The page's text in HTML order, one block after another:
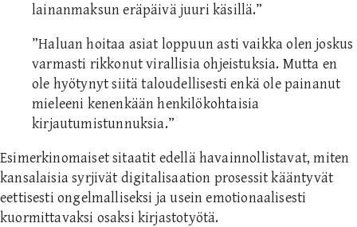
lainanmaksun eräpäivä juuri käsillä.”
”Haluan hoitaa asiat loppuun asti vaikka olen joskus
varmasti rikkonut virallisia ohjeistuksia. Mutta en
ole hyötynyt siitä taloudellisesti enkä ole painanut
mieleeni kenenkään henkilökohtaisia
kirjautumistunnuksia.”
Esimerkinomaiset sitaatit edellä havainnollistavat, miten
kansalaisia syrjivät digitalisaation prosessit kääntyvät
eettisesti ongelmalliseksi ja usein emotionaalisesti
kuormittavaksi osaksi kirjastotyötä.